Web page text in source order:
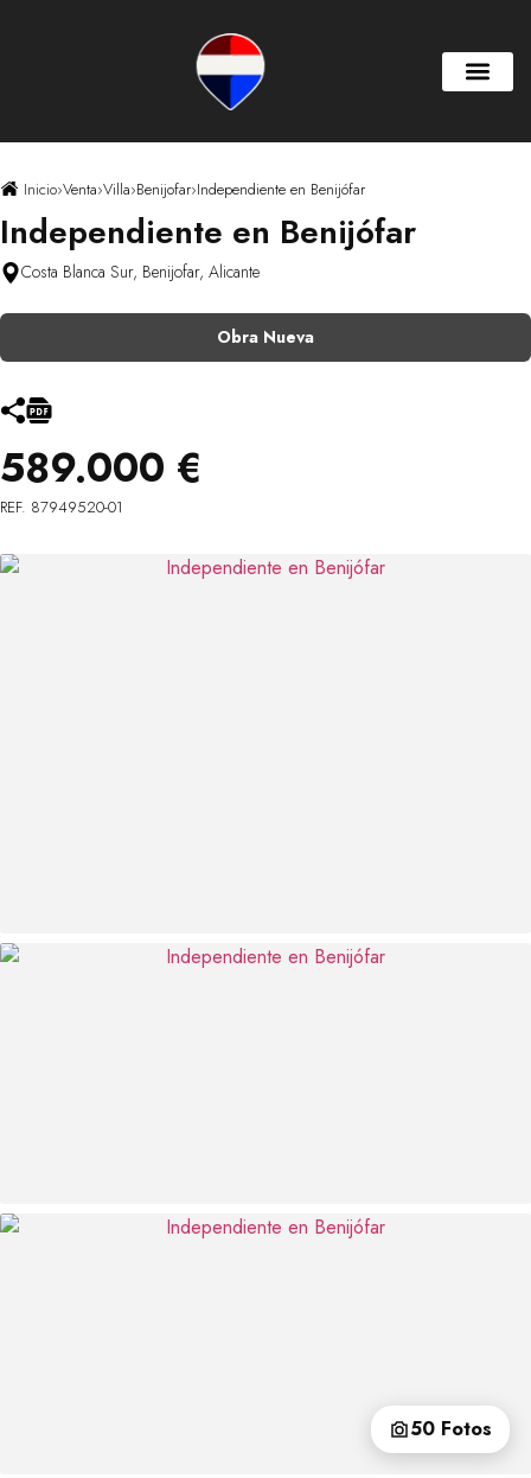
Inicio›Venta›Villa›Benijofar›Independiente en Benijófar
Independiente en Benijófar
Costa Blanca Sur, Benijofar, Alicante
Obra Nueva
589.000 €
REF. 87949520-01
50 Fotos